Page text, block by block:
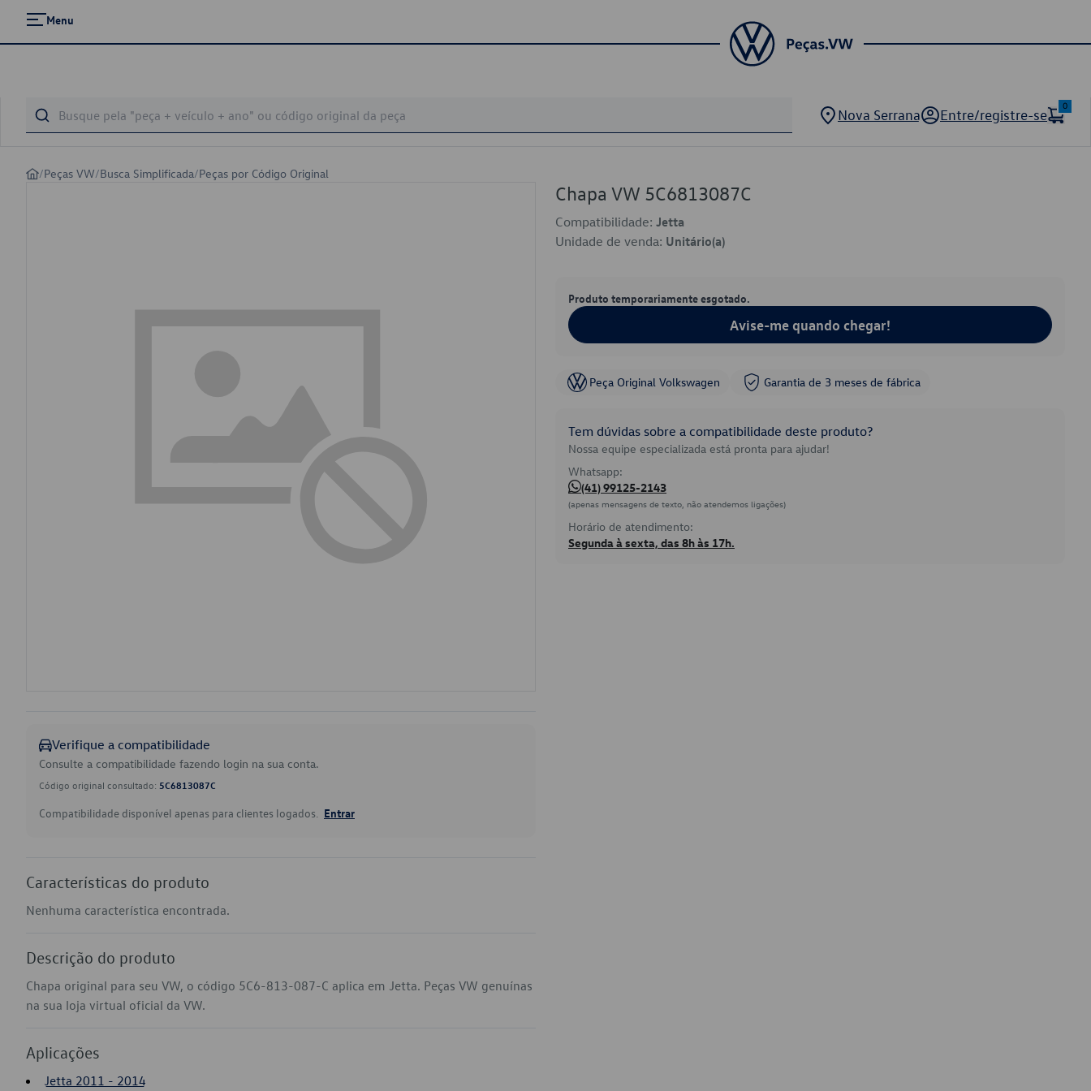
Menu
Nova Serrana Entre/registre-se
0
/Peças VW/Busca Simplificada/Peças por Código Original
Verifique a compatibilidade
Consulte a compatibilidade fazendo login na sua conta.
Código original consultado: 5C6813087C
Compatibilidade disponível apenas para clientes logados. Entrar
Características do produto
Nenhuma característica encontrada.
Descrição do produto
Chapa original para seu VW, o código 5C6-813-087-C aplica em Jetta. Peças VW genuínas
na sua loja virtual oficial da VW.
Aplicações
Jetta 2011 - 2014
Chapa VW 5C6813087C
Compatibilidade: Jetta
Unidade de venda: Unitário(a)
Produto temporariamente esgotado.
Avise-me quando chegar!
Peça Original Volkswagen Garantia de 3 meses de fábrica
Tem dúvidas sobre a compatibilidade deste produto?
Nossa equipe especializada está pronta para ajudar!
Whatsapp:
(41) 99125-2143
(apenas mensagens de texto, não atendemos ligações)
Horário de atendimento:
Segunda à sexta, das 8h às 17h.